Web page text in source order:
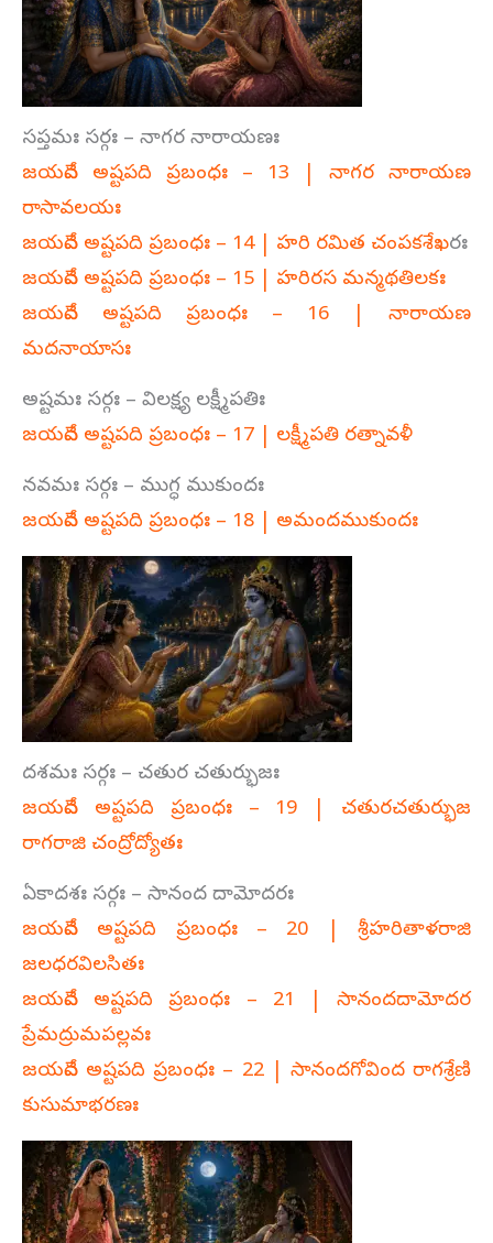
సప్తమః సర్గః – నాగర నారాయణః
జయదేవ అష్టపది ప్రబంధః – 13 | నాగర నారాయణ
రాసావలయః
జయదేవ అష్టపది ప్రబంధః – 14 | హరి రమిత చంపకశేఖరః
జయదేవ అష్టపది ప్రబంధః – 15 | హరిరస మన్మథతిలకః
జయదేవ అష్టపది ప్రబంధః – 16 | నారాయణ
మదనాయాసః
అష్టమః సర్గః – విలక్ష్య లక్ష్మీపతిః
జయదేవ అష్టపది ప్రబంధః – 17 | లక్ష్మీపతి రత్నావళీ
నవమః సర్గః – ముగ్ధ ముకుందః
జయదేవ అష్టపది ప్రబంధః – 18 | అమందముకుందః
దశమః సర్గః – చతుర చతుర్భుజః
జయదేవ అష్టపది ప్రబంధః – 19 | చతురచతుర్భుజ
రాగరాజి చంద్రోద్యోతః
ఏకాదశః సర్గః – సానంద దామోదరః
జయదేవ అష్టపది ప్రబంధః – 20 | శ్రీహరితాళరాజి
జలధరవిలసితః
జయదేవ అష్టపది ప్రబంధః – 21 | సానందదామోదర
ప్రేమద్రుమపల్లవః
జయదేవ అష్టపది ప్రబంధః – 22 | సానందగోవింద రాగశ్రేణి
కుసుమాభరణః